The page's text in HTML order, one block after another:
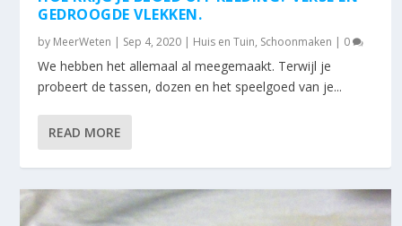
GEDROOGDE VLEKKEN.
by MeerWeten | Sep 4, 2020 | Huis en Tuin, Schoonmaken | 0
We hebben het allemaal al meegemaakt. Terwijl je
probeert de tassen, dozen en het speelgoed van je...
READ MORE